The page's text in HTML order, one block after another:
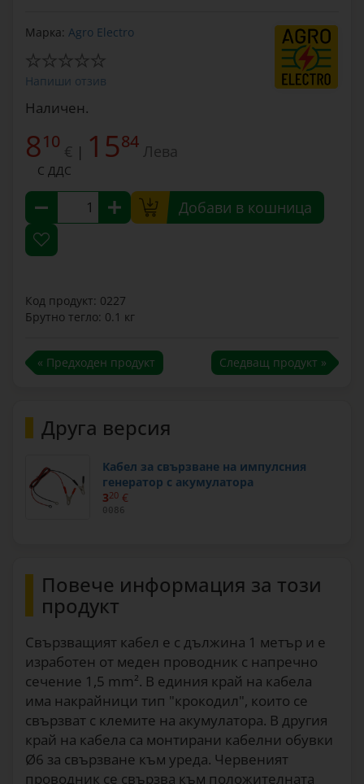
Марка: Agro Electro
Напиши отзив
Наличен.
810 € | 1584 Лева
С ДДС
Добави в кошница
Код продукт: 0227
Брутно тегло: 0.1 кг
« Предходен продукт Следващ продукт »
Друга версия
Кабел за свързване на импулсния
генератор с акумулатора
320 €
0086
Повече информация за този
продукт
Свързващият кабел е с дължина 1 метър и е
изработен от меден проводник с напречно
сечение 1,5 mm². В единия край на кабела
има накрайници тип "крокодил", които се
свързват с клемите на акумулатора. В другия
край на кабела са монтирани кабелни обувки
Ø6 за свързване към уреда. Червеният
проводник се свързва към положителната